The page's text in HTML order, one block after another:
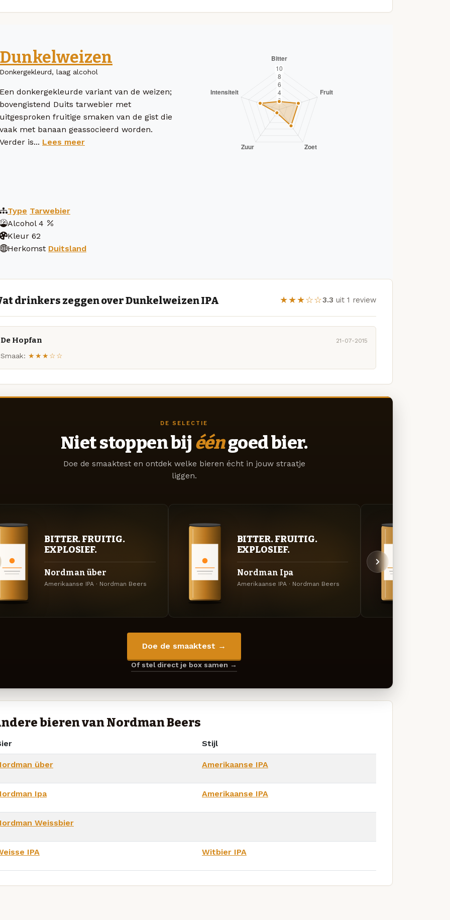
Dunkelweizen
Donkergekleurd, laag alcohol
Een donkergekleurde variant van de weizen;
bovengistend Duits tarwebier met
uitgesproken fruitige smaken van de gist die
vaak met banaan geassocieerd worden.
Verder is... Lees meer
Type Tarwebier
Alcohol 4
Kleur 62
Herkomst Duitsland
drinkers zeggen over Dunkelweizen IPA ★★★☆☆3.3 uit 1 review
De Hopfan 21-07-2015
Smaak: ★★★☆☆
DE SELECTIE
Niet stoppen bij ééngoed bier.
Doe de smaaktest en ontdek welke bieren écht in jouw straatje
liggen.
BITTER. FRUITIG.
EXPLOSIEF.
Nordman über
Amerikaanse IPA · Nordman Beers
BITTER. FRUITIG.
EXPLOSIEF.
Nordman Ipa
Amerikaanse IPA · Nordman Beers
Doe de smaaktest →
Of stel direct je box samen →
bieren van Nordman Beers
Stijl
über Amerikaanse IPA
Ipa Amerikaanse IPA
Weissbier
IPA Witbier IPA